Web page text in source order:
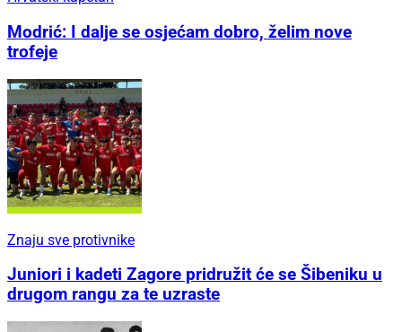
Modrić: I dalje se osjećam dobro, želim nove
trofeje
Znaju sve protivnike
Juniori i kadeti Zagore pridružit će se Šibeniku u
drugom rangu za te uzraste